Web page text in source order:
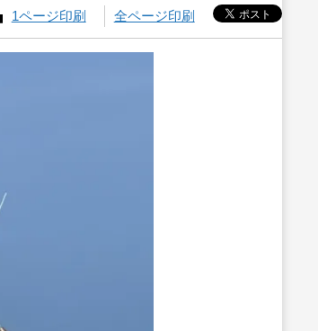
1ページ印刷 全ページ印刷